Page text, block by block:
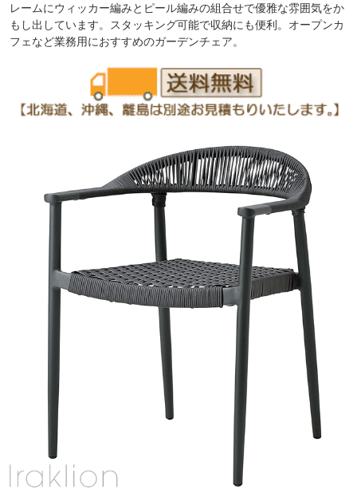
レームにウィッカー編みとピール編みの組合せで優雅な雰囲気をか
もし出しています。スタッキング可能で収納にも便利。オープンカ
フェなど業務用におすすめのガーデンチェア。